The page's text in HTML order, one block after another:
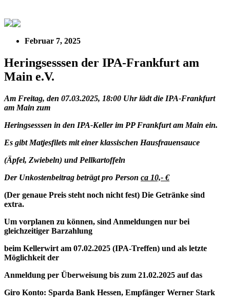
Februar 7, 2025
Heringsesssen der IPA-Frankfurt am
Main e.V.
Am Freitag, den 07.03.2025, 18:00 Uhr lädt die IPA-Frankfurt
am Main zum
Heringsesssen in den IPA-Keller im PP Frankfurt am Main ein.
Es gibt Matjesfilets mit einer klassischen Hausfrauensauce
(Äpfel, Zwiebeln) und Pellkartoffeln
Der Unkostenbeitrag beträgt pro Person ca 10,- €
(Der genaue Preis steht noch nicht fest) Die Getränke sind
extra.
Um vorplanen zu können, sind Anmeldungen nur bei
gleichzeitiger Barzahlung
beim Kellerwirt am 07.02.2025 (IPA-Treffen) und als letzte
Möglichkeit der
Anmeldung per Überweisung bis zum 21.02.2025 auf das
Giro Konto: Sparda Bank Hessen, Empfänger Werner Stark